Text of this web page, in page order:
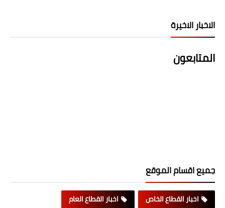
الاخبار الاخيرة
المتابعون
جميع اقسام الموقع
اخبار القطاع الخاص
اخبار القطاع العام